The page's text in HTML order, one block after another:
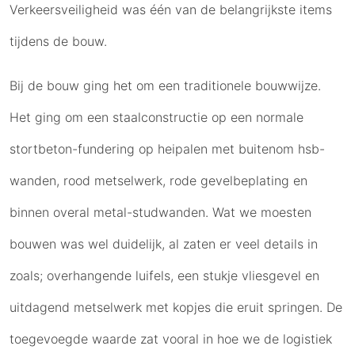
Verkeersveiligheid was één van de belangrijkste items
tijdens de bouw.
Bij de bouw ging het om een traditionele bouwwijze.
Het ging om een staalconstructie op een normale
stortbeton-fundering op heipalen met buitenom hsb-
wanden, rood metselwerk, rode gevelbeplating en
binnen overal metal-studwanden. Wat we moesten
bouwen was wel duidelijk, al zaten er veel details in
zoals; overhangende luifels, een stukje vliesgevel en
uitdagend metselwerk met kopjes die eruit springen. De
toegevoegde waarde zat vooral in hoe we de logistiek